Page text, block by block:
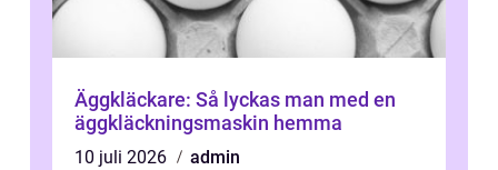
Äggkläckare: Så lyckas man med en
äggkläckningsmaskin hemma
10 juli 2026
admin